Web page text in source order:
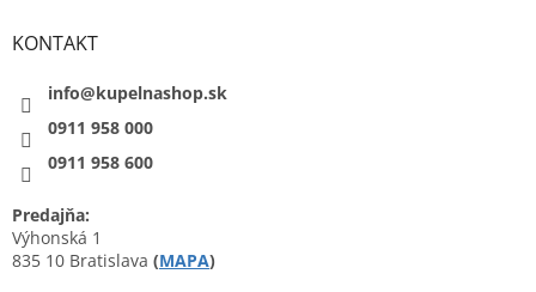
KONTAKT
info@kupelnashop.sk
0911 958 000
0911 958 600
Predajňa:
Výhonská 1
835 10 Bratislava (MAPA)